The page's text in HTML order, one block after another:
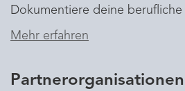
Dokumentiere deine
Mehr erfahren
Partnerorganisationen